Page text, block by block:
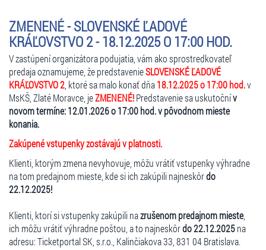
ZMENENÉ - SLOVENSKÉ ĽADOVÉ
KRÁĽOVSTVO 2 - 18.12.2025 O 17:00 HOD.
V zastúpení organizátora podujatia, vám ako sprostredkovateľ
predaja oznamujeme, že predstavenieSLOVENSKÉ ĽADOVÉ
KRÁĽOVSTVO 2 , ktoré sa malo konať dňa18.12.2025 o 17:00 hod.v
MsKŠ, Zlaté Moravce, jeZMENENÉ!Predstavenie sa uskutočnív
novom termíne: 12.01.2026 o 17:00 hod. v pôvodnom mieste
konania.
Zakúpené vstupenky zostávajú v platnosti.
Klienti, ktorým zmena nevyhovuje, môžu vrátiť vstupenky výhradne
na tom predajnom mieste, kde si ich zakúpili najneskôrdo
22.12.2025!
Klienti, ktorí si vstupenky zakúpili nazrušenom predajnom mieste,
ich môžu vrátiť výhradne poštou, a to najneskôrdo 22.12.2025na
adresu: Ticketportal SK, s.r.o., Kalinčiakova 33, 831 04 Bratislava.